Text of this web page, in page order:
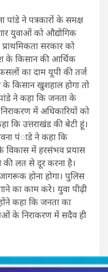
पांडे ने पत्रकारों के समक्ष
युवाओं को औद्योगिक
प्राथमिकता सरकार को
के किसान की आर्थिक
का दाम यूपी की तर्ज
के किसान खुशहाल होगा तो
ने कहा कि जनता के
में अधिकारियों को
कि उत्तराखंड की बेटी हूं।
पंाडे ने कहा कि
विकास में हरसंभव प्रयास
की लत से दूर करना है।
होना होगा। पुलिस
का काम करे। युवा पीढ़ी
कहा कि जनता का
के निराकरण में सदैव ही